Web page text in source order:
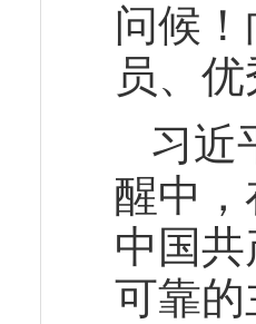
问候
员、
习近
醒中
中国
可靠